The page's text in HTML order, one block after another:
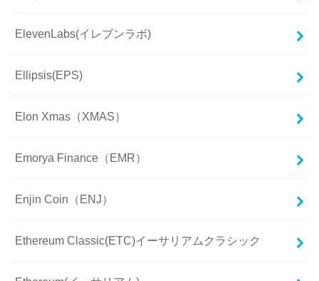
ElevenLabs(イレブンラボ)
Ellipsis(EPS)
Elon Xmas（XMAS）
Emorya Finance（EMR）
Enjin Coin（ENJ）
Ethereum Classic(ETC)イーサリアムクラシック